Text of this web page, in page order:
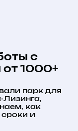
с
1000+
парк для
Лизинга,
как
и